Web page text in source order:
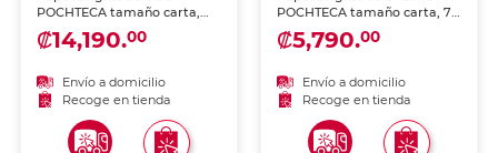
POCHTECA tamaño carta,
300 hojas. Paquete
multicolor con variedad de
para darle vida a tus
proyectos, impresiones,
flyers y manualidades
escolares y de oficina.
₡14,190.00
Envío a domicilio
Recoge en tienda
POCHTECA tamaño carta, 75
g/m², 100 hojas. Colores
vibrantes y alegres para
impresiones, flyers y
manualidades escolares y
de oficina.
₡5,790.00
Envío a domicilio
Recoge en tienda